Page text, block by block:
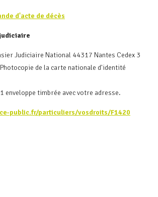
d'acte de décès
Judiciaire National 44317 Nantes Cedex 3
de la carte nationale d'identité
enveloppe timbrée avec votre adresse.
public.fr/particuliers/vosdroits/F1420